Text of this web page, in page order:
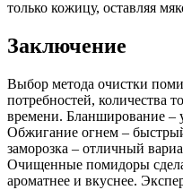
только кожицу, оставляя
Заключение
Выбор метода очистки
потребностей, количества
времени. Бланширование –
Обжигание огнем –
заморозка – отличный
Очищенные помидоры
ароматнее и вкуснее.